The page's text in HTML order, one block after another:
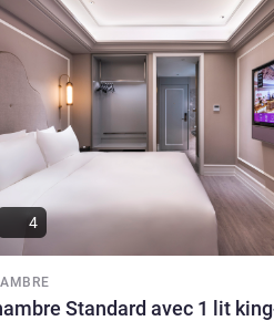
- Chambre
Standard avec 1 lit
4